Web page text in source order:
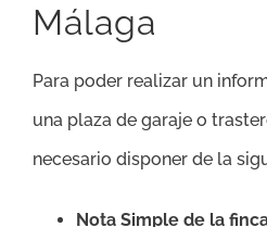
Málaga
Para poder realizar un
una plaza de garaje o
necesario disponer de la
Nota Simple de la